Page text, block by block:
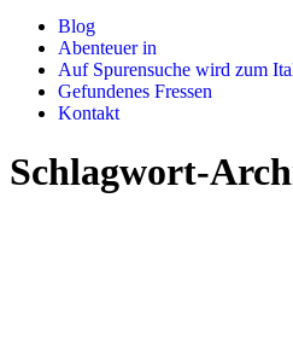
Blog
Abenteuer in
Auf Spurensuche wird zum
Gefundenes Fressen
Kontakt
Schlagwort-